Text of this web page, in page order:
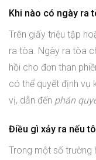
Khi nào có ngày ra
Trên giấy triệu tập
ra tòa. Ngày ra tòa
hồi cho đơn than
có thể quyết định vụ
vị, dẫn đến phán
Điều gì xảy ra nếu
Trong một số trường